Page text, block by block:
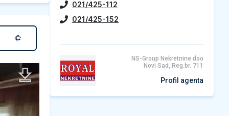
021/425-112
021/425-152
NS-Group Nekretnine doo
Novi Sad, Reg.br. 711
Profil agenta